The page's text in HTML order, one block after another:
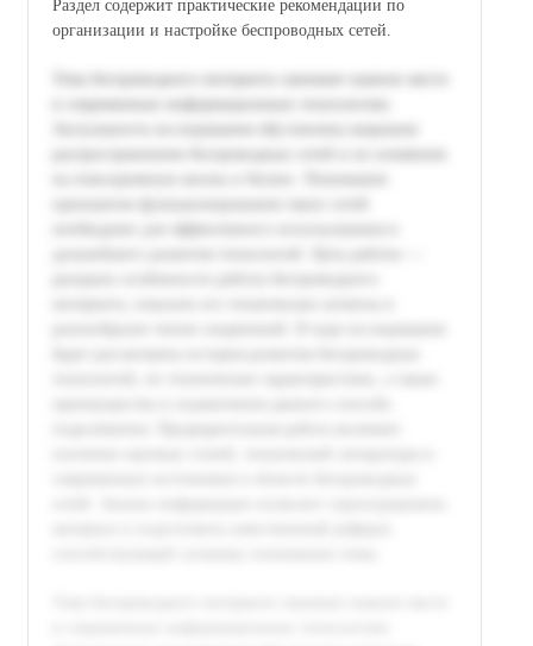
Раздел содержит практические рекомендации по
организации и настройке беспроводных сетей.